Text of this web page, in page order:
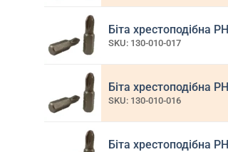
Біта хрестоподібна
SKU: 130-010-017
Біта хрестоподібна
SKU: 130-010-016
Біта хрестоподібна